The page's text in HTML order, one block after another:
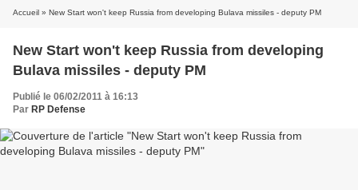
Accueil » New Start won't keep Russia from developing Bulava missiles - deputy PM
New Start won't keep Russia from developing
Bulava missiles - deputy PM
Publié le 06/02/2011 à 16:13
Par RP Defense